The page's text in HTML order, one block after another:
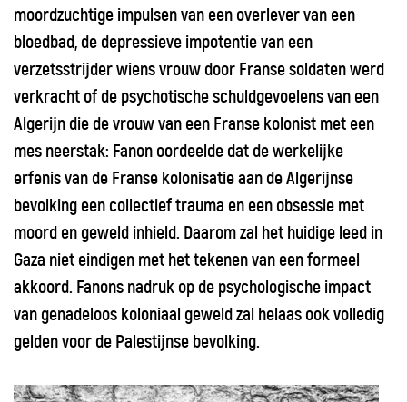
moordzuchtige impulsen van een overlever van een
bloedbad, de depressieve impotentie van een
verzetsstrijder wiens vrouw door Franse soldaten werd
verkracht of de psychotische schuldgevoelens van een
Algerijn die de vrouw van een Franse kolonist met een
mes neerstak: Fanon oordeelde dat de werkelijke
erfenis van de Franse kolonisatie aan de Algerijnse
bevolking een collectief trauma en een obsessie met
moord en geweld inhield. Daarom zal het huidige leed in
Gaza niet eindigen met het tekenen van een formeel
akkoord. Fanons nadruk op de psychologische impact
van genadeloos koloniaal geweld zal helaas ook volledig
gelden voor de Palestijnse bevolking.